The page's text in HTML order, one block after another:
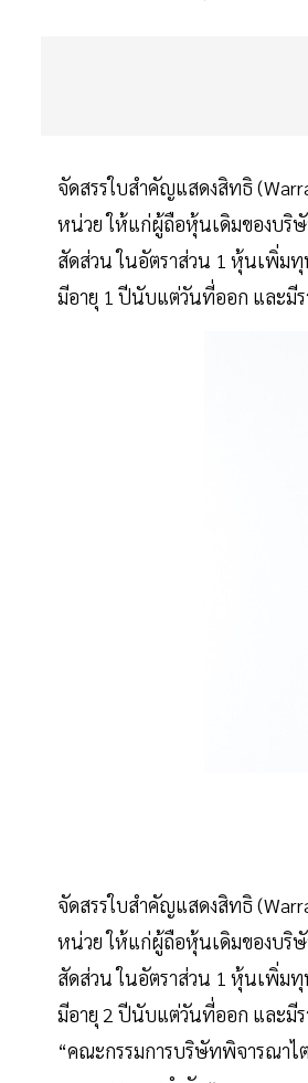
จัดสรรใบสำคัญแสดงสิทธิ
หน่วย ให้แก่ผู้ถือหุ้นเดิมของบริ
สัดส่วน ในอัตราส่วน 1 หุ้นเพิ่ม
มีอายุ 1 ปีนับแต่วันที่ออก และมี
จัดสรรใบสำคัญแสดงสิทธิ
หน่วย ให้แก่ผู้ถือหุ้นเดิมของบริ
สัดส่วน ในอัตราส่วน 1 หุ้นเพิ่ม
มีอายุ 2 ปีนับแต่วันที่ออก และมี
“คณะกรรมการบริษัทพิจารณาไ